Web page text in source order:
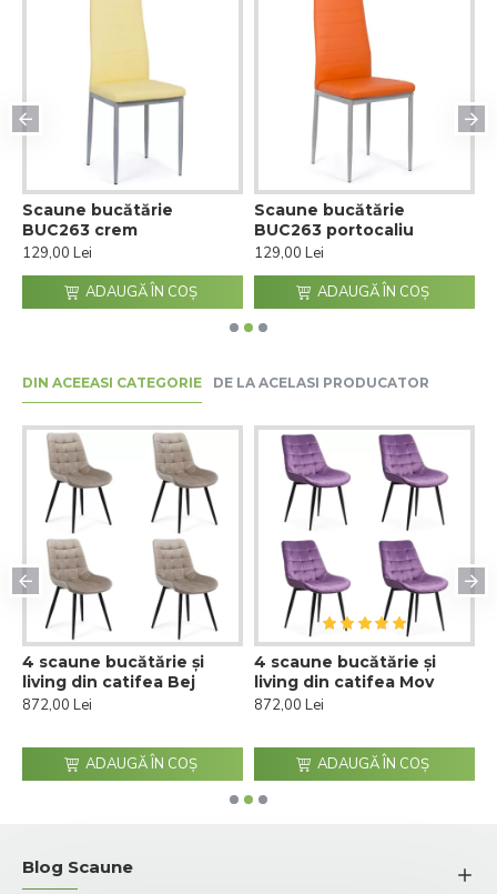
Scaune bucătărie
BUC263 crem
129,00 Lei
ADAUGĂ ÎN COŞ
Scaune bucătărie
BUC263 portocaliu
129,00 Lei
ADAUGĂ ÎN COŞ
DIN ACEEASI CATEGORIE DE LA ACELASI PRODUCATOR
4 scaune bucătărie și
living din catifea Bej
872,00 Lei
ADAUGĂ ÎN COŞ
4 scaune bucătărie și
living din catifea Mov
872,00 Lei
ADAUGĂ ÎN COŞ
Blog Scaune